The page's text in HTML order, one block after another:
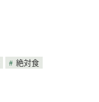
絶対食